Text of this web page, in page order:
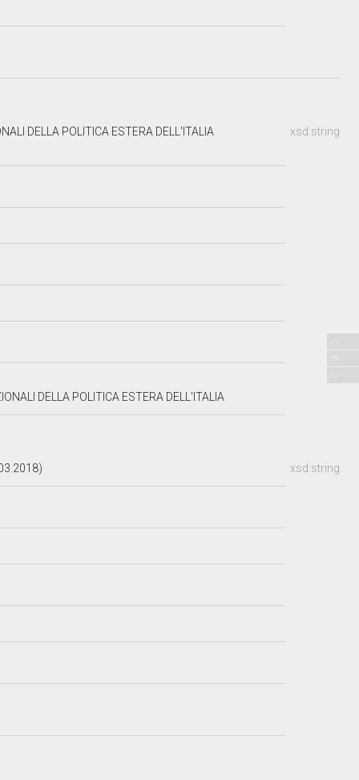
xsd:string
DELLA POLITICA ESTERA DELL'ITALIA
DELLA POLITICA ESTERA DELL'ITALIA
xsd:string